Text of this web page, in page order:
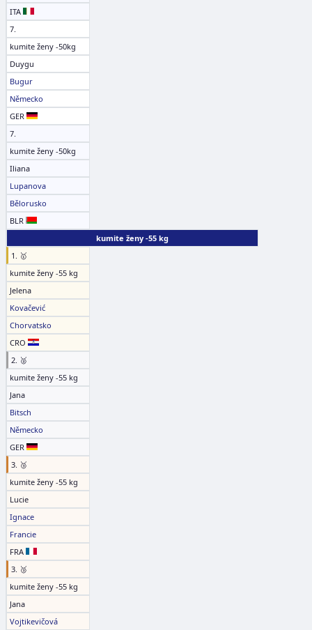
ITA
7.
kumite ženy -50kg
Duygu
Bugur
Německo
GER
7.
kumite ženy -50kg
Iliana
Lupanova
Bělorusko
BLR
kumite ženy -55 kg
1. 🥇
kumite ženy -55 kg
Jelena
Kovačević
Chorvatsko
CRO
2. 🥈
kumite ženy -55 kg
Jana
Bitsch
Německo
GER
3. 🥉
kumite ženy -55 kg
Lucie
Ignace
Francie
FRA
3. 🥉
kumite ženy -55 kg
Jana
Vojtikevičová